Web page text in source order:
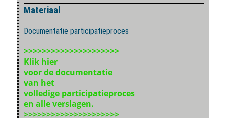
Materiaal
Documentatie participatieproces
>>>>>>>>>>>>>>>>>>>>>
Klik hier
voor de documentatie
van het
volledige participatieproces
en alle verslagen.
>>>>>>>>>>>>>>>>>>>>>